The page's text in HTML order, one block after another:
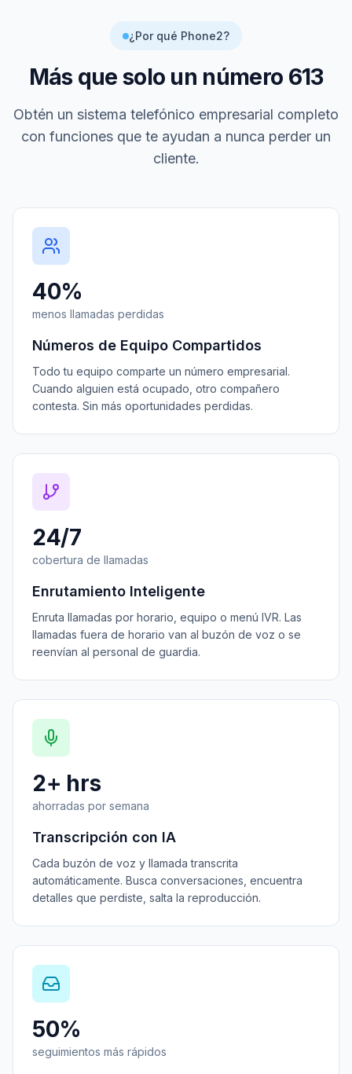
¿Por qué Phone2?
Más que solo un número 613
Obtén un sistema telefónico empresarial completo
con funciones que te ayudan a nunca perder un
cliente.
40%
menos llamadas perdidas
Números de Equipo Compartidos
Todo tu equipo comparte un número empresarial.
Cuando alguien está ocupado, otro compañero
contesta. Sin más oportunidades perdidas.
24/7
cobertura de llamadas
Enrutamiento Inteligente
Enruta llamadas por horario, equipo o menú IVR. Las
llamadas fuera de horario van al buzón de voz o se
reenvían al personal de guardia.
2+ hrs
ahorradas por semana
Transcripción con IA
Cada buzón de voz y llamada transcrita
automáticamente. Busca conversaciones, encuentra
detalles que perdiste, salta la reproducción.
50%
seguimientos más rápidos